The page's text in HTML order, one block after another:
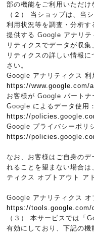
部の機能をご利用いただけ
（２） 当ショップは、当
利用状況等を調査・分析
提供する Google アナリテ
リティクスでデータが収
リティクスの詳しい情報
さい。
Google アナリティクス 利
https://www.google.com/
お客様が Google パートナ
Google によるデータ使用：
https://
Google プライバシーポリ
https://
なお、お客様はご自身の
れることを望まない場合
ティクス オプトアウト ア
Google アナリティクス オ
https://tools.google.com/
（３） 本サービスでは「
有効にしており、下記の